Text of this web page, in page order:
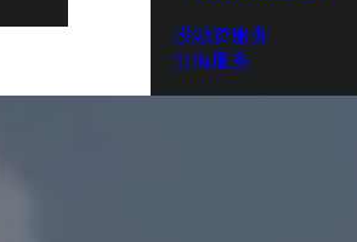
投融资服务
出海服务